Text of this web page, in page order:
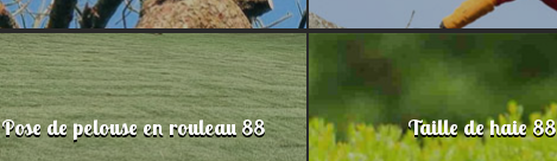
Pose de pelouse en rouleau 88 Taille de haie 88